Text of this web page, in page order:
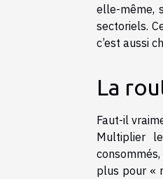
elle-même,
sectoriels.
c’est aussi
La
Faut-il
Multiplier
plus pour «